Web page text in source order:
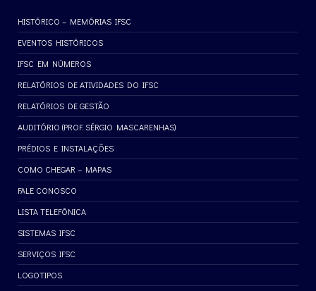
HISTÓRICO – MEMÓRIAS IFSC
EVENTOS HISTÓRICOS
IFSC EM NÚMEROS
RELATÓRIOS DE ATIVIDADES DO IFSC
RELATÓRIOS DE GESTÃO
AUDITÓRIO (PROF. SÉRGIO MASCARENHAS)
PRÉDIOS E INSTALAÇÕES
COMO CHEGAR – MAPAS
FALE CONOSCO
LISTA TELEFÔNICA
SISTEMAS IFSC
SERVIÇOS IFSC
LOGOTIPOS